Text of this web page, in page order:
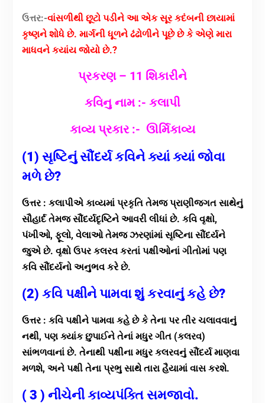
ઉત્તર:-વાંસળીથી છૂટો પડીને આ એક સૂર કદંબની છાયામાં
કૃષ્ણને શોધે છે. માર્ગની ધૂળને ઢંઢોળીને પૂછે છે કે એણે મારા
માધવને કયાંય જોયો છે.?
પ્રકરણ – 11 શિકારીને
કવિનુ નામ :- કલાપી
કાવ્ય પ્રકાર:- ઊર્મિકાવ્ય
(1) સૃષ્ટિનું સૌંદર્ય કવિને ક્યાં ક્યાં જોવા
મળે છે?
ઉત્તર : કલાપીએ કાવ્યમાં પ્રકૃતિ તેમજ પ્રાણીજગત સાથેનું
સૌહાર્દ તેમજ સૌંદર્યદૃષ્ટિને આવરી લીધાં છે. કવિ વૃક્ષો,
પંખીઓ, ફૂલો, વેલાઓ તેમજ ઝરણાંમાં સૃષ્ટિના સૌંદર્યને
જુએ છે. વૃક્ષો ઉપર કલરવ કરતાં પક્ષીઓનાં ગીતોમાં પણ
કવિ સૌંદર્યનો અનુભવ કરે છે.
(2) કવિ પક્ષીને પામવા શું કરવાનું કહે છે?
ઉત્તર : કવિ પક્ષીને પામવા કહે છે કે તેના પર તીર ચલાવવાનું
નથી, પણ ક્યાંક છુપાઈને તેનાં મધુર ગીત (કલરવ)
સાંભળવાનાં છે. તેનાથી પક્ષીના મધુર કલરવનું સૌંદર્ય માણવા
મળશે, અને પક્ષી તેના પ્રભુ સાથે તારા હૈયામાં વાસ કરશે.
( 3 ) નીચેની કાવ્યપંક્તિ સમજાવો.